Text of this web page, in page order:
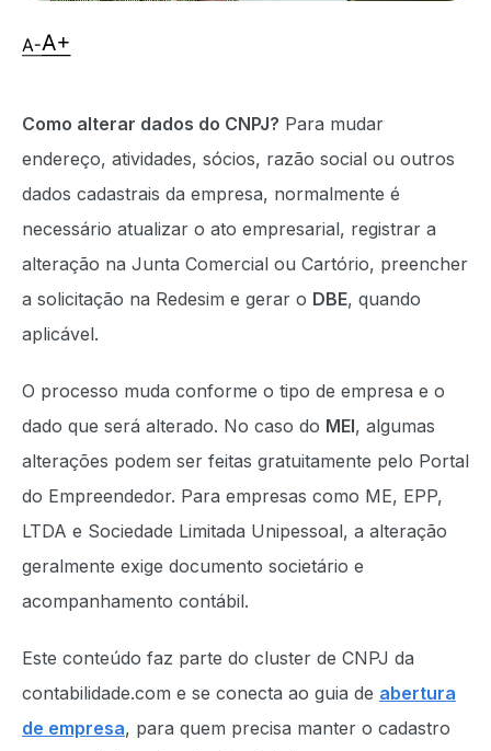
Como alterar dados do CNPJ? Para mudar
endereço, atividades, sócios, razão social ou outros
dados cadastrais da empresa, normalmente é
necessário atualizar o ato empresarial, registrar a
alteração na Junta Comercial ou Cartório, preencher
a solicitação na Redesim e gerar o DBE, quando
aplicável.
O processo muda conforme o tipo de empresa e o
dado que será alterado. No caso do MEI, algumas
alterações podem ser feitas gratuitamente pelo Portal
do Empreendedor. Para empresas como ME, EPP,
LTDA e Sociedade Limitada Unipessoal, a alteração
geralmente exige documento societário e
acompanhamento contábil.
Este conteúdo faz parte do cluster de CNPJ da
contabilidade.com e se conecta ao guia de abertura
de empresa, para quem precisa manter o cadastro